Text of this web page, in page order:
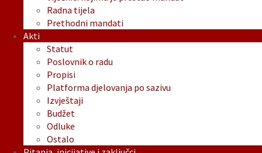
Radna tijela
Prethodni mandati
Akti
Statut
Poslovnik o radu
Propisi
Platforma djelovanja po sazivu
Izvještaji
Budžet
Odluke
Ostalo